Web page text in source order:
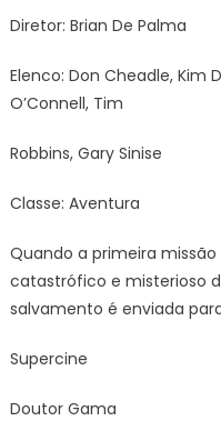
Diretor: Brian De Palma
Elenco: Don Cheadle, Kim
O’Connell, Tim
Robbins, Gary Sinise
Classe: Aventura
Quando a primeira
catastrófico e misterioso
salvamento é enviada
Supercine
Doutor Gama